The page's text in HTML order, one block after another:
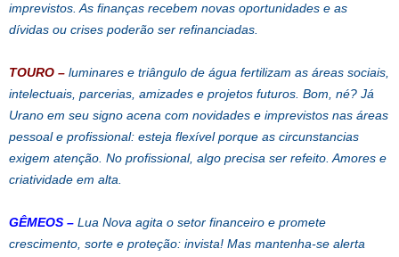
imprevistos. As finanças recebem novas oportunidades e as
dívidas ou crises poderão ser refinanciadas.
TOURO – luminares e triângulo de água fertilizam as áreas sociais,
intelectuais, parcerias, amizades e projetos futuros. Bom, né? Já
Urano em seu signo acena com novidades e imprevistos nas áreas
pessoal e profissional: esteja flexível porque as circunstancias
exigem atenção. No profissional, algo precisa ser refeito. Amores e
criatividade em alta.
GÊMEOS – Lua Nova agita o setor financeiro e promete
crescimento, sorte e proteção: invista! Mas mantenha-se alerta